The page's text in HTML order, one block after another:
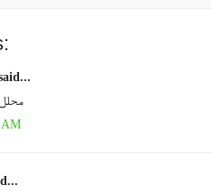
AM